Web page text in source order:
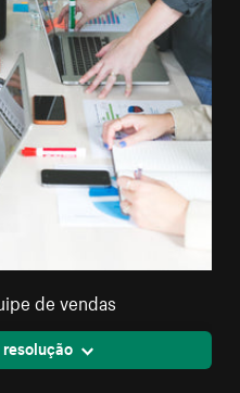
de vendas